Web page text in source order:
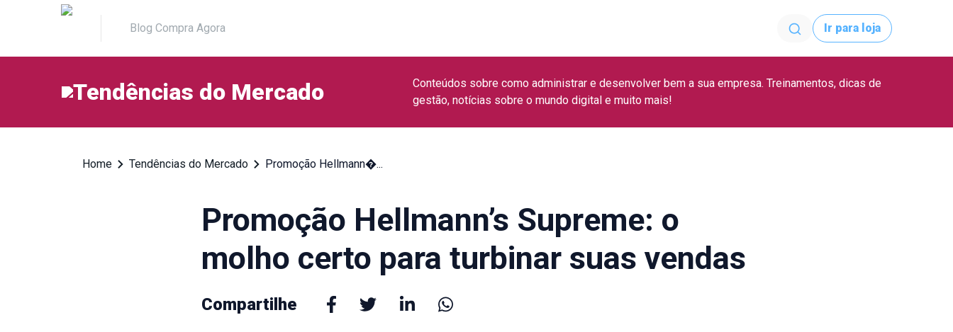
Blog Compra Agora Ir para loja
Tendências do Mercado
Conteúdos sobre como administrar e desenvolver bem a sua empresa. Treinamentos, dicas de
gestão, notícias sobre o mundo digital e muito mais!
Home Tendências do Mercado Promoção Hellmann�...
Promoção Hellmann’s Supreme: o
molho certo para turbinar suas vendas
Compartilhe